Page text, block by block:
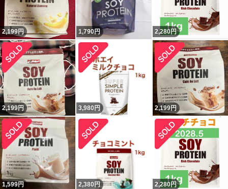
2,199円 1,790円 2,280円
2,199円 3,980 円 2,199円
1,599円 2,380 円 2,280円